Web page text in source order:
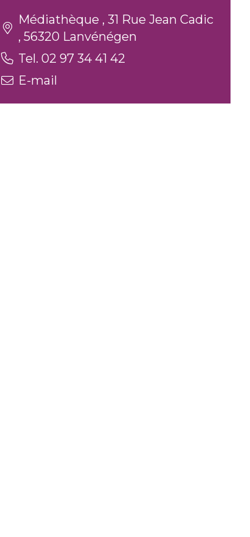
Médiathèque , 31 Rue Jean Cadic
, 56320 Lanvénégen
Tel. 02 97 34 41 42
E-mail